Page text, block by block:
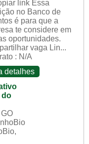
link Essa
no Banco de
é para que a
te considere em
oportunidades.
vaga Lin...
: N/A
detalhes
do